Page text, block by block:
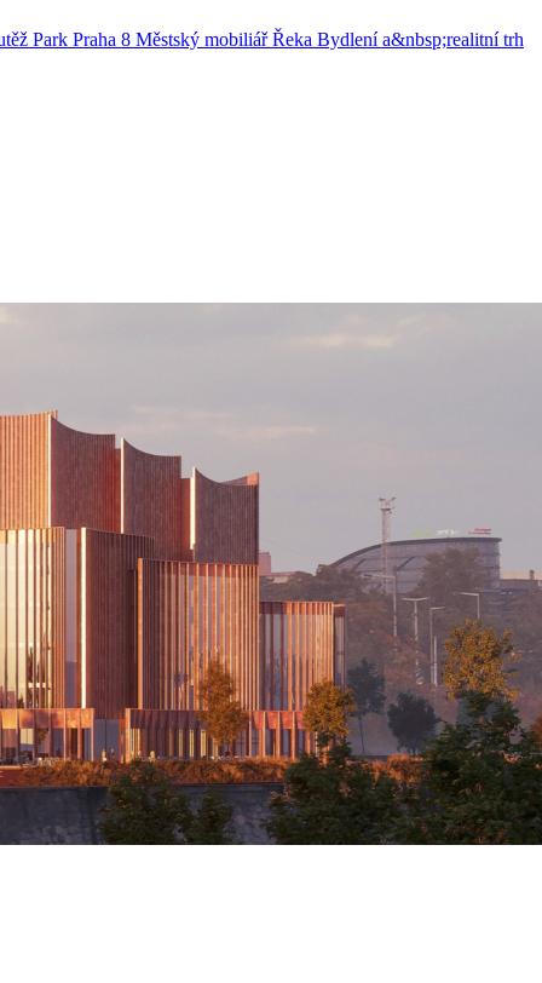
Park Praha 8 Městský mobiliářŘeka Bydlení a&nbsp;realitní trh